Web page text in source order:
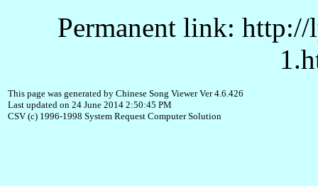
Permanent link:
This page was generated by Chinese Song Viewer Ver 4.6.426
Last updated on 24 June 2014 2:50:45 PM
CSV (c) 1996-1998 System Request Computer Solution